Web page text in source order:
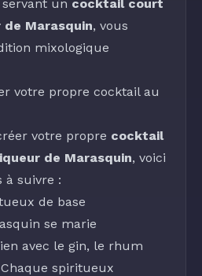
servant un cocktail court
de Marasquin, vous
mixologique
votre propre cocktail au
votre propre cocktail
de Marasquin, voici
à suivre :
de base
se marie
avec le gin, le rhum
spiritueux